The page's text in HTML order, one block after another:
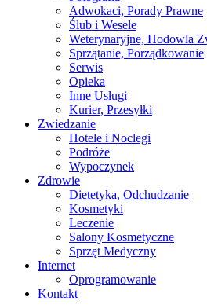
Adwokaci, Porady Prawne
Ślub i Wesele
Weterynaryjne, Hodowla
Sprzątanie, Porządkowanie
Serwis
Opieka
Inne Usługi
Kurier, Przesyłki
Zwiedzanie
Hotele i Noclegi
Podróże
Wypoczynek
Zdrowie
Dietetyka, Odchudzanie
Kosmetyki
Leczenie
Salony Kosmetyczne
Sprzęt Medyczny
Internet
Oprogramowanie
Kontakt